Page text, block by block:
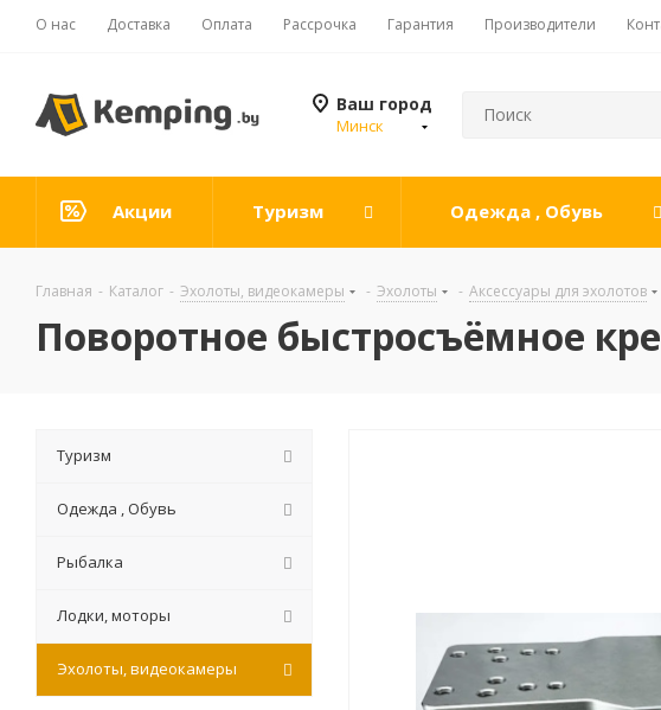
О нас Доставка Оплата Рассрочка Гарантия Производители
Ваш город
Минск
Акции Туризм Одежда , Обувь
Главная - Каталог - Эхолоты, видеокамеры - Эхолоты - Аксессуары для эхолотов
Поворотное быстросъёмное
Туризм
Одежда , Обувь
Рыбалка
Лодки, моторы
Эхолоты, видеокамеры